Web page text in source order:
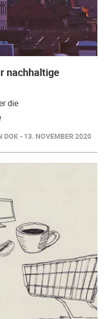
nachhaltige
die
DOK - 13. NOVEMBER 2020